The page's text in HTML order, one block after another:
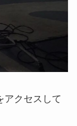
アクセスして